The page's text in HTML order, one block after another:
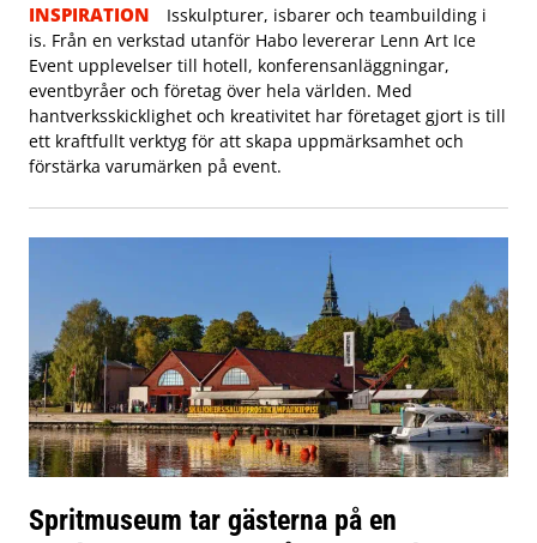
INSPIRATION
Isskulpturer, isbarer och teambuilding i
is. Från en verkstad utanför Habo levererar Lenn Art Ice
Event upplevelser till hotell, konferensanläggningar,
eventbyråer och företag över hela världen. Med
hantverksskicklighet och kreativitet har företaget gjort is till
ett kraftfullt verktyg för att skapa uppmärksamhet och
förstärka varumärken på event.
Spritmuseum tar gästerna på en